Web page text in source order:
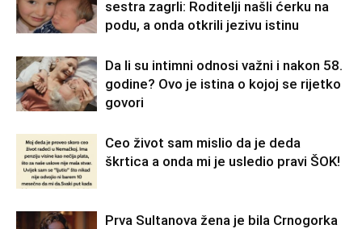
sestra zagrli: Roditelji našli ćerku na
podu, a onda otkrili jezivu istinu
Da li su intimni odnosi važni i nakon 58.
godine? Ovo je istina o kojoj se rijetko
govori
Ceo život sam mislio da je deda
škrtica a onda mi je usledio pravi ŠOK!
Prva Sultanova žena je bila Crnogorka